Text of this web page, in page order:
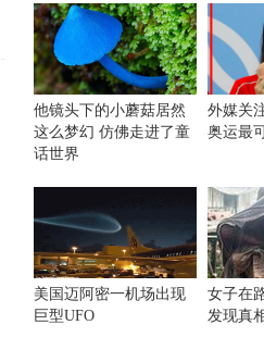
他镜头下的小蘑菇居然
这么梦幻 仿佛走进了童
话世界
外媒关
奥运最
美国迈阿密一机场出现
巨型UFO
女子在
发现真